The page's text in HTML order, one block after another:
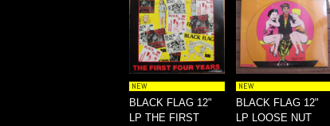
NEW
BLACK FLAG 12"
LP THE FIRST
NEW
BLACK FLAG 12"
LP LOOSE NUT